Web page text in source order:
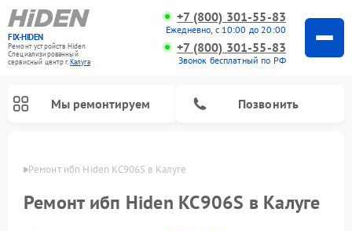
FIX-HIDEN
Ремонт устройств Hiden
Специализированный
cервисный центр г.Калуга
+7 (800) 301-55-83
Ежедневно, с 10:00 до 20:00
+7 (800) 301-55-83
Звонок бесплатный по РФ
Мы ремонтируем Позвонить
Ремонт ибп Hiden KC906S в Калуге
Ремонт ибп Hiden KC906S в Калуге